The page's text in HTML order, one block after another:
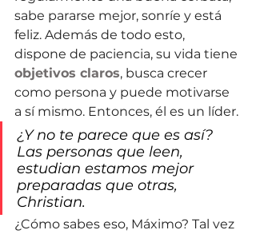
sabe pararse mejor, sonríe y está
feliz. Además de todo esto,
dispone de paciencia, su vida tiene
objetivos claros, busca crecer
como persona y puede motivarse
a sí mismo. Entonces, él es un líder.
¿Y no te parece que es así?
Las personas que leen,
estudian estamos mejor
preparadas que otras,
Christian.
¿Cómo sabes eso, Máximo? Tal vez